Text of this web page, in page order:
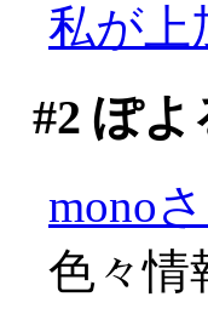
私が上
#2 ぽよ
mono
色々情